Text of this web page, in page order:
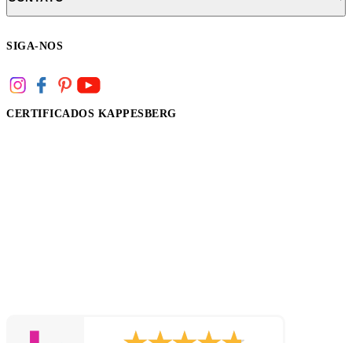
SIGA-NOS
CERTIFICADOS KAPPESBERG